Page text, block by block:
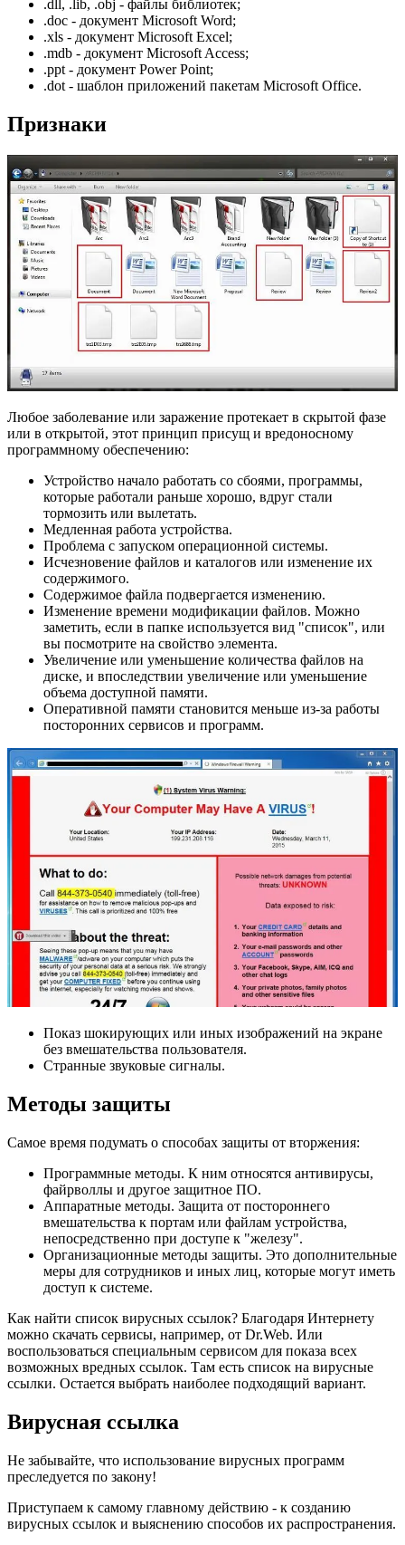
.dll, .lib, .obj - файлы библиотек;
.doc - документ Microsoft Word;
.xls - документ Microsoft Excel;
.mdb - документ Microsoft Access;
.ppt - документ Power Point;
.dot - шаблон приложений пакетам Microsoft Office.
Признаки
Любое заболевание или заражение протекает в скрытой фазе
или в открытой, этот принцип присущ и вредоносному
программному обеспечению:
Устройство начало работать со сбоями, программы,
которые работали раньше хорошо, вдруг стали
тормозить или вылетать.
Медленная работа устройства.
Проблема с запуском операционной системы.
Исчезновение файлов и каталогов или изменение их
содержимого.
Содержимое файла подвергается изменению.
Изменение времени модификации файлов. Можно
заметить, если в папке используется вид "список", или
вы посмотрите на свойство элемента.
Увеличение или уменьшение количества файлов на
диске, и впоследствии увеличение или уменьшение
объема доступной памяти.
Оперативной памяти становится меньше из-за работы
посторонних сервисов и программ.
Показ шокирующих или иных изображений на экране
без вмешательства пользователя.
Странные звуковые сигналы.
Методы защиты
Самое время подумать о способах защиты от вторжения:
Программные методы. К ним относятся антивирусы,
файрволлы и другое защитное ПО.
Аппаратные методы. Защита от постороннего
вмешательства к портам или файлам устройства,
непосредственно при доступе к "железу".
Организационные методы защиты. Это дополнительные
меры для сотрудников и иных лиц, которые могут иметь
доступ к системе.
Как найти список вирусных ссылок? Благодаря Интернету
можно скачать сервисы, например, от Dr.Web. Или
воспользоваться специальным сервисом для показа всех
возможных вредных ссылок. Там есть список на вирусные
ссылки. Остается выбрать наиболее подходящий вариант.
Вирусная ссылка
Не забывайте, что использование вирусных программ
преследуется по закону!
Приступаем к самому главному действию - к созданию
вирусных ссылок и выяснению способов их распространения.